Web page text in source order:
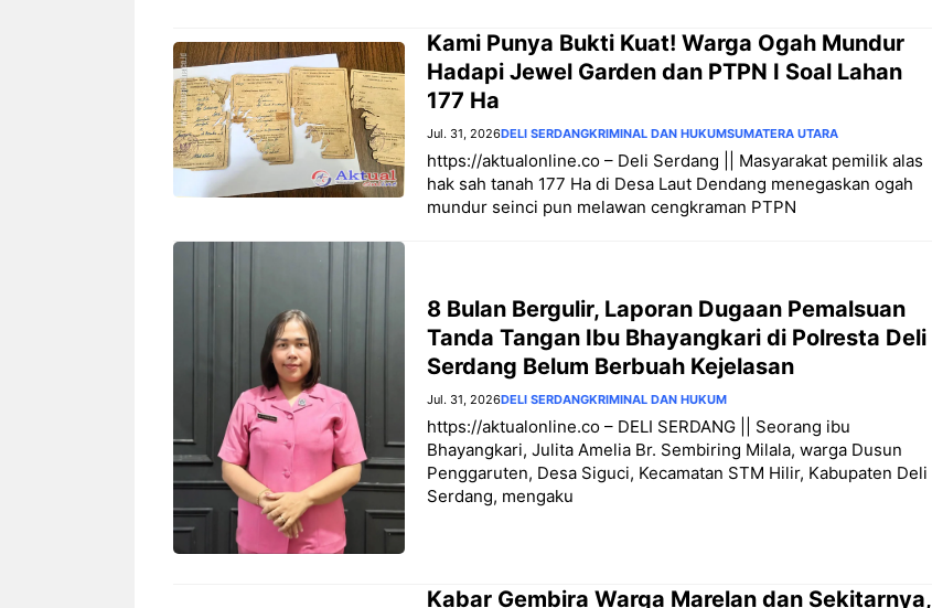
‎Kami Punya Bukti Kuat! Warga Ogah Mundur
Hadapi Jewel Garden dan PTPN I Soal Lahan
177 Ha
Jul. 31, 2026DELI SERDANGKRIMINAL DAN HUKUMSUMATERA UTARA
https://aktualonline.co – Deli Serdang || Masyarakat pemilik alas
hak sah tanah 177 Ha di Desa Laut Dendang menegaskan ogah
mundur seinci pun melawan cengkraman PTPN
8 Bulan Bergulir, Laporan Dugaan Pemalsuan
Tanda Tangan Ibu Bhayangkari di Polresta Deli
Serdang Belum Berbuah Kejelasan
Jul. 31, 2026DELI SERDANGKRIMINAL DAN HUKUM
https://aktualonline.co – DELI SERDANG || Seorang ibu
Bhayangkari, Julita Amelia Br. Sembiring Milala, warga Dusun
Penggaruten, Desa Siguci, Kecamatan STM Hilir, Kabupaten Deli
Serdang, mengaku
Kabar Gembira Warga Marelan dan Sekitarnya,